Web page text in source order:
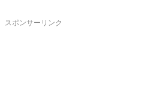
スポンサーリンク